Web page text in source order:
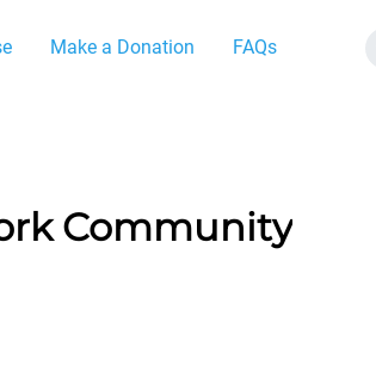
Make a Donation FAQs
Community